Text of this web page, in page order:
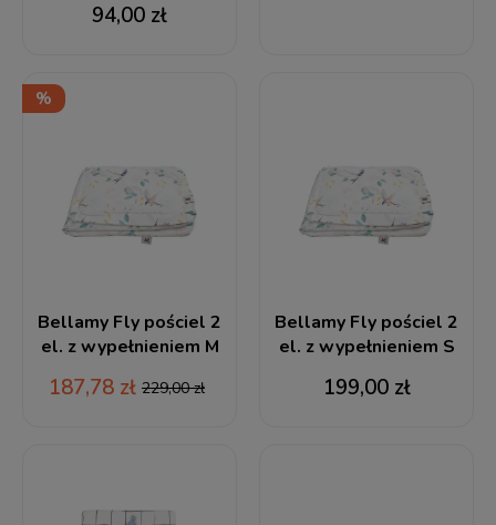
94,00 zł
Bellamy Fly pościel 2
el. z wypełnieniem M
187,78 zł 229,00 zł
Bellamy Fly pościel 2
el. z wypełnieniem S
199,00 zł